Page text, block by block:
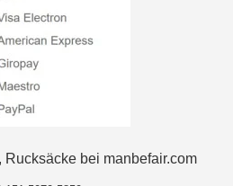
Rucksäcke bei manbefair.com